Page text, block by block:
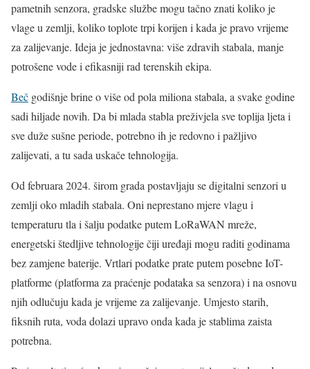
pametnih senzora, gradske službe mogu tačno znati koliko je
vlage u zemlji, koliko toplote trpi korijen i kada je pravo vrijeme
za zalijevanje. Ideja je jednostavna: više zdravih stabala, manje
potrošene vode i efikasniji rad terenskih ekipa.
Beč godišnje brine o više od pola miliona stabala, a svake godine
sadi hiljade novih. Da bi mlada stabla preživjela sve toplija ljeta i
sve duže sušne periode, potrebno ih je redovno i pažljivo
zalijevati, a tu sada uskače tehnologija.
Od februara 2024. širom grada postavljaju se digitalni senzori u
zemlji oko mladih stabala. Oni neprestano mjere vlagu i
temperaturu tla i šalju podatke putem LoRaWAN mreže,
energetski štedljive tehnologije čiji uređaji mogu raditi godinama
bez zamjene baterije. Vrtlari podatke prate putem posebne IoT-
platforme (platforma za praćenje podataka sa senzora) i na osnovu
njih odlučuju kada je vrijeme za zalijevanje. Umjesto starih,
fiksnih ruta, voda dolazi upravo onda kada je stablima zaista
potrebna.